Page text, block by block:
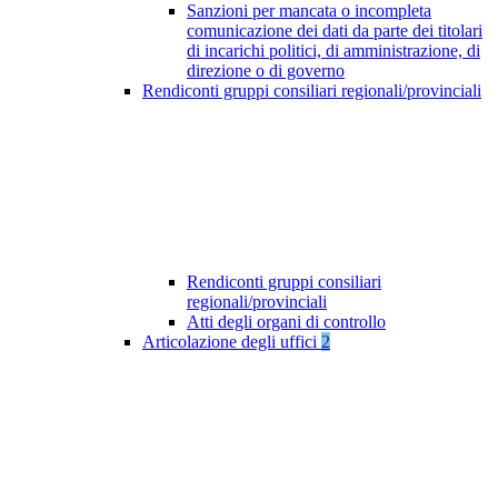
Sanzioni per mancata o incompleta
comunicazione dei dati da parte dei titolari
di incarichi politici, di amministrazione, di
direzione o di governo
Rendiconti gruppi consiliari regionali/provinciali
Rendiconti gruppi consiliari
regionali/provinciali
Atti degli organi di controllo
Articolazione degli uffici 2